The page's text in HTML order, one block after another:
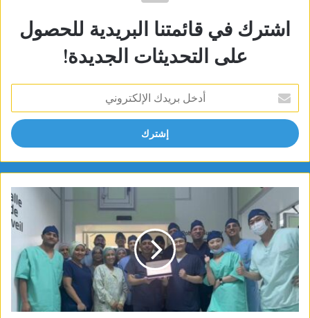
اشترك في قائمتنا البريدية للحصول
على التحديثات الجديدة!
بريدك
الإلكتروني